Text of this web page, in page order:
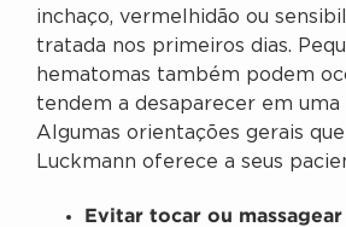
inchaço, vermelhidão ou
tratada nos primeiros dias.
hematomas também podem
tendem a desaparecer em uma
Algumas orientações gerais
Luckmann oferece a seus
Evitar tocar ou massagear